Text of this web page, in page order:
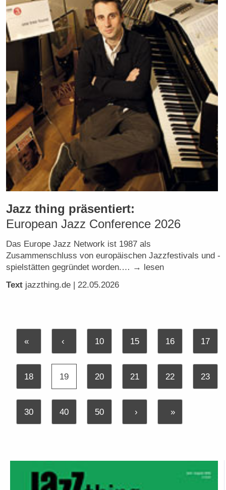
Jazz thing präsentiert:
European Jazz Conference 2026
Das Europe Jazz Network ist 1987 als
Zusammenschluss von europäischen Jazzfestivals und -
spielstätten gegründet worden.… → lesen
Text jazzthing.de | 22.05.2026
« ‹ 10 15 16 17
18 19 20 21 22 23
30 40 50 › »